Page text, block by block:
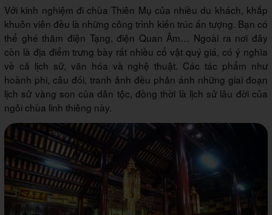
Với kinh nghiệm đi chùa Thiên Mụ của nhiều du khách, khắp
khuôn viên đều là những công trình kiến trúc ấn tượng. Bạn có
thể ghé thăm điện Tạng, điện Quan Âm… Ngoài ra nơi đây
còn là địa điểm trưng bày rất nhiều cổ vật quý giá, có ý nghĩa
về cả lịch sử, văn hóa và nghệ thuật. Các tác phẩm như
hoành phi, câu đối, tranh ảnh đều phản ánh những giai đoạn
lịch sử vàng son của dân tộc, đồng thời là lịch sử lâu đời của
ngôi chùa linh thiêng này.